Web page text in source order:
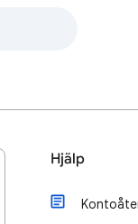
Hjälp